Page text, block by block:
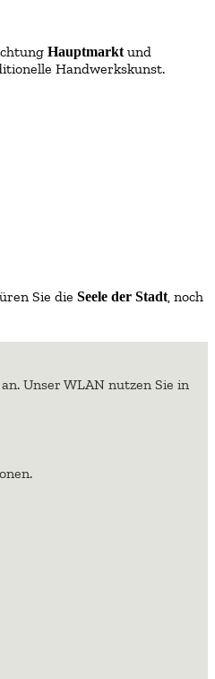
Hauptmarktund
Handwerkskunst.
Sie die Seele der Stadt, noch
Unser WLAN nutzen Sie in